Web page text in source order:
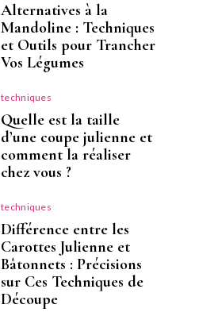
Alternatives à la
Mandoline : Techniques
et Outils pour Trancher
Vos Légumes
techniques
Quelle est la taille
d’une coupe julienne et
comment la réaliser
chez vous ?
techniques
Différence entre les
Carottes Julienne et
Bâtonnets : Précisions
sur Ces Techniques de
Découpe